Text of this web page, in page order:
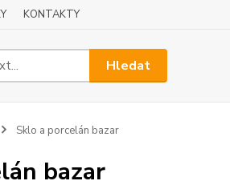
KONTAKTY
Hledat
Sklo a porcelán bazar
bazar